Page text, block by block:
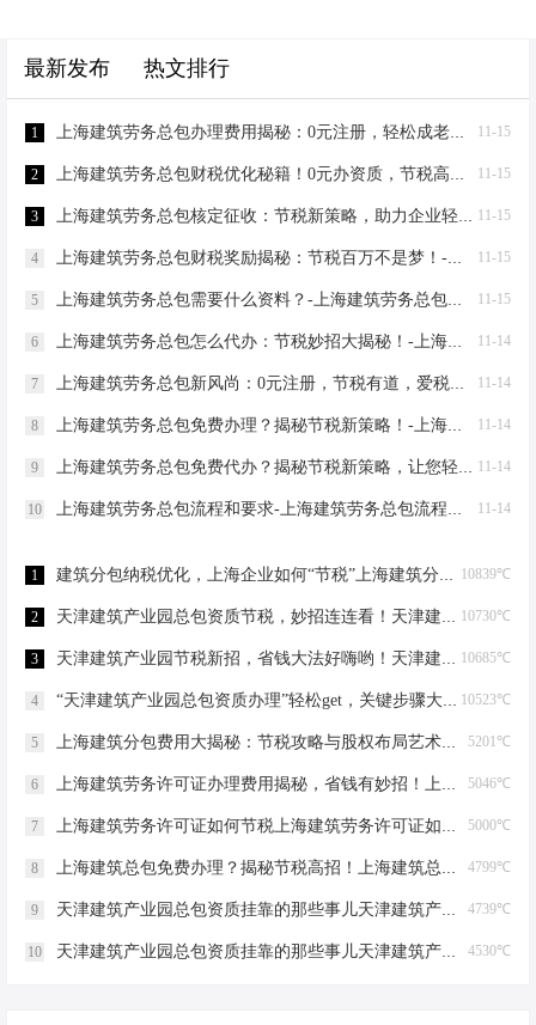
最新发布 热文排行
11-15
1 上海建筑劳务总包办理费用揭秘：0元注册，轻松成老板！-上海建筑劳务总包办理费用
11-15
2 上海建筑劳务总包财税优化秘籍！0元办资质，节税高达80%-上海建筑劳务总包财税优化
11-15
3 上海建筑劳务总包核定征收：节税新策略，助力企业轻装上阵！-上海建筑劳务总包核定征收
11-15
4 上海建筑劳务总包财税奖励揭秘：节税百万不是梦！-上海建筑劳务总包财税奖励
11-15
5 上海建筑劳务总包需要什么资料？-上海建筑劳务总包需要什么资料
11-14
6 上海建筑劳务总包怎么代办：节税妙招大揭秘！-上海建筑劳务总包怎么代办
11-14
7 上海建筑劳务总包新风尚：0元注册，节税有道，爱税宝助力企业轻装上阵！-上海建筑劳务总包需要到场吗？
11-14
8 上海建筑劳务总包免费办理？揭秘节税新策略！-上海建筑劳务总包免费办理吗？
11-14
9 上海建筑劳务总包免费代办？揭秘节税新策略，让您轻松成老板！-上海建筑劳务总包免费代办吗？
11-14
10 上海建筑劳务总包流程和要求-上海建筑劳务总包流程和要求
10839℃
1 建筑分包纳税优化，上海企业如何“节税”上海建筑分包纳税优化
10730℃
2 天津建筑产业园总包资质节税，妙招连连看！天津建筑产业园总包资质节税优化
10685℃
3 天津建筑产业园节税新招，省钱大法好嗨哟！天津建筑产业园总包资质节税优化
10523℃
4 “天津建筑产业园总包资质办理”轻松get，关键步骤大揭秘！天津建筑产业园总包资质办理
5201℃
5 上海建筑分包费用大揭秘：节税攻略与股权布局艺术上海建筑分包有什么费用
5046℃
6 上海建筑劳务许可证办理费用揭秘，省钱有妙招！上海建筑劳务许可证办理费用是多少
5000℃
7 上海建筑劳务许可证如何节税上海建筑劳务许可证如何节税
4799℃
8 上海建筑总包免费办理？揭秘节税高招！上海建筑总包免费办理吗？
4739℃
9 天津建筑产业园总包资质挂靠的那些事儿天津建筑产业园总包资质挂靠
4530℃
10 天津建筑产业园总包资质挂靠的那些事儿天津建筑产业园总包资质挂靠